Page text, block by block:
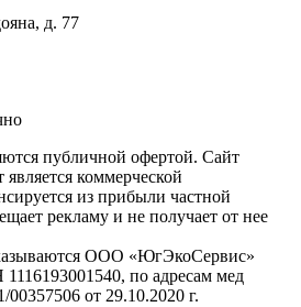
д. 77
публичной офертой. Сайт
коммерческой
из прибыли частной
рекламу и не получает от нее
ООО «ЮгЭкоСервис»
по адресам мед
от 29.10.2020 г.